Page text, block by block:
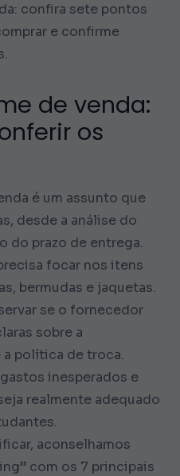
confira sete pontos
e confirme
de venda:
os
é um assunto que
desde a análise do
do prazo de entrega.
focar nos itens
bermudas e jaquetas.
se o fornecedor
sobre a
política de troca.
inesperados e
realmente adequado
aconselhamos
com os 7 principais